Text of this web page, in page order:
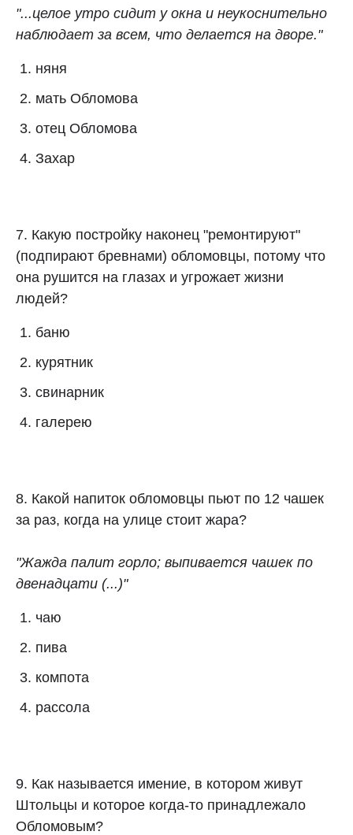
"...целое утро сидит у окна и неукоснительно
наблюдает за всем, что делается на дворе."
няня
мать Обломова
отец Обломова
Захар
7. Какую постройку наконец "ремонтируют"
(подпирают бревнами) обломовцы, потому что
она рушится на глазах и угрожает жизни
людей?
баню
курятник
свинарник
галерею
8. Какой напиток обломовцы пьют по 12 чашек
за раз, когда на улице стоит жара?
"Жажда палит горло; выпивается чашек по
двенадцати (...)"
чаю
пива
компота
рассола
9. Как называется имение, в котором живут
Штольцы и которое когда-то принадлежало
Обломовым?